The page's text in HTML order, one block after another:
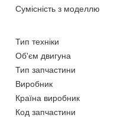
Сумісність з моделлю
Тип техніки
Об'єм двигуна
Тип запчастини
Виробник
Країна виробник
Код запчастини